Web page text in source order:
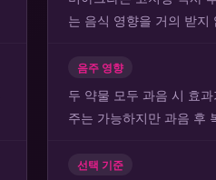
는 음식 영향을 거의 받지
음주 영향
두 약물 모두 과음 시 효
주는 가능하지만 과음 후
선택 기준